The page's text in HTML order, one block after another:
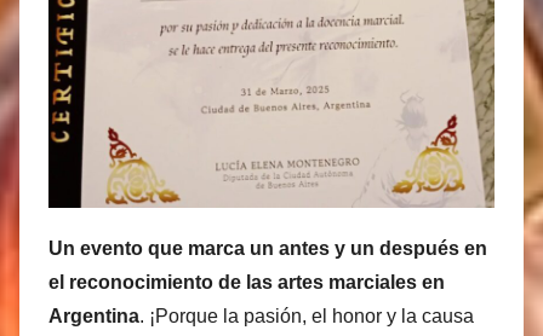
Un evento que marca un antes y un después en
el reconocimiento de las artes marciales en
Argentina. ¡Porque la pasión, el honor y la causa